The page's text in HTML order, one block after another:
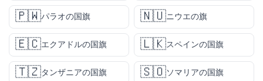
🇵🇼パラオの国旗 🇳🇺ニウエの旗
🇪🇨エクアドルの国旗 🇱🇰スペインの国旗
🇹🇿タンザニアの国旗 🇸🇴ソマリアの国旗